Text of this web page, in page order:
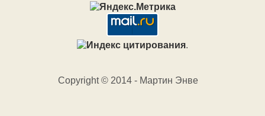
.
Copyright © 2014 - Мартин Энве